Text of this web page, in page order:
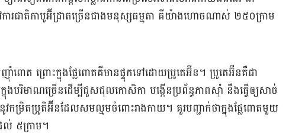
រ​ជាតិ​កាបូអ៊ីដ្រាត​ច្រើន​ជាង​មនុស្ស​ធម្មតា គឺ​យ៉ាង​ហោច​ណាស់ ២៥០​ក្រាម​
ត ព្រោះ​ក្នុង​ផ្លែ​ពោត​គឺ​មាន​ផ្ទុក​ទៅ​ដោយ​ប្រូតេអ៊ីន​។ ប្រូតេអ៊ីន​គឺ​ជា​
ក្នុង​បរិមាណ​ច្រើន​ដើម្បី​ជួស​ជុល​កោសិកា បង្កើន​ប្រព័ន្ធភាព​ស៊ាំ​ នឹង​ធ្វើ​ឲ្យ​សាច់​
វ​​កម្រិត​ប្រូតិអ៊ីន​ដែល​សម​ល្ម​ម​ចំពោះ​រាង​កាយ។ គួរ​បញ្ជាក់​ថា​ក្នុង​ផ្លែ​ពោត​មួយ​
ល់ ៥​ក្រាម។​